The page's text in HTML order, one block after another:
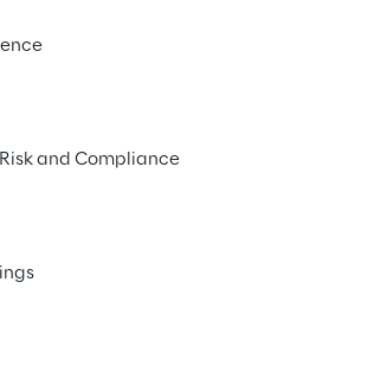
and Compliance
attività ispettive
industriali